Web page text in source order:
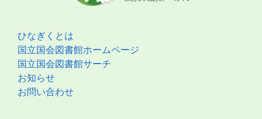
ひなぎくとは
国立国会図書館ホームページ
国立国会図書館サーチ
お知らせ
お問い合わせ